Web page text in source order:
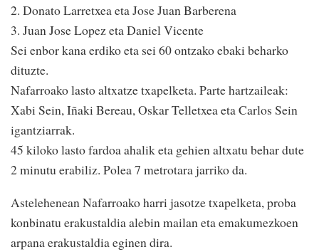
2. Donato Larretxea eta Jose Juan Barberena
3. Juan Jose Lopez eta Daniel Vicente
Sei enbor kana erdiko eta sei 60 ontzako ebaki beharko
dituzte.
Nafarroako lasto altxatze txapelketa. Parte hartzaileak:
Xabi Sein, Iñaki Bereau, Oskar Telletxea eta Carlos Sein
igantziarrak.
45 kiloko lasto fardoa ahalik eta gehien altxatu behar dute
2 minutu erabiliz. Polea 7 metrotara jarriko da.
Astelehenean Nafarroako harri jasotze txapelketa, proba
konbinatu erakustaldia alebin mailan eta emakumezkoen
arpana erakustaldia eginen dira.